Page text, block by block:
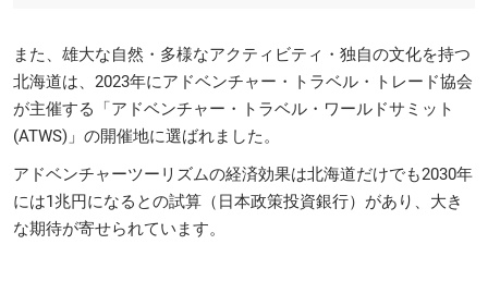
また、雄大な自然・多様なアクティビティ・独自の文化を持つ
北海道は、2023年にアドベンチャー・トラベル・トレード協会
が主催する「アドベンチャー・トラベル・ワールドサミット
(ATWS)」の開催地に選ばれました。
アドベンチャーツーリズムの経済効果は北海道だけでも2030年
には1兆円になるとの試算（日本政策投資銀行）があり、大き
な期待が寄せられています。